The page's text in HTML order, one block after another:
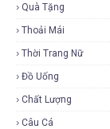
Quà Tặng
Thoải Mái
Thời Trang Nữ
Đồ Uống
Chất Lượng
Câu Cá